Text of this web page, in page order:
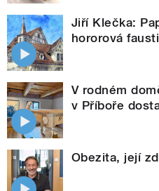
Jiří Klečka:
hororová
V rodném
v Příboře
Obezita, její